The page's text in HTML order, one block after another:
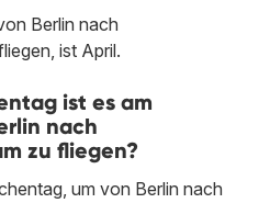
Berlin nach
ist April.
ist es am
nach
zu fliegen?
um von Berlin nach